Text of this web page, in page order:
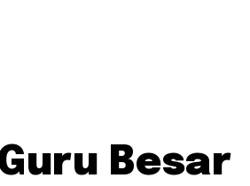
Besar